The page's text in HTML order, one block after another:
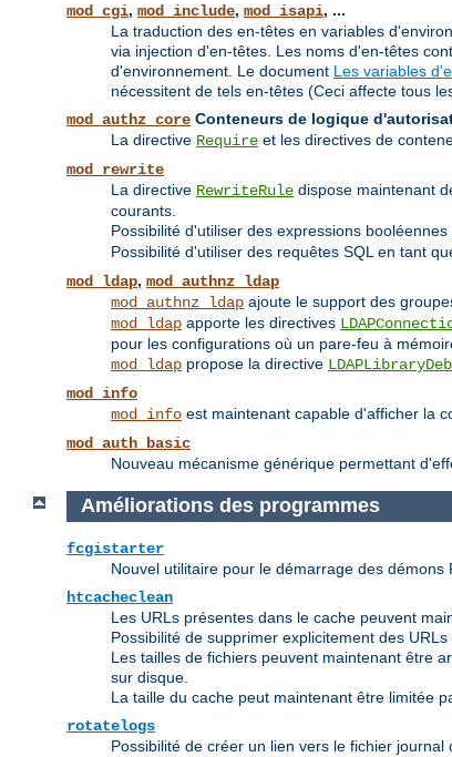
mod_cgi, mod_include, mod_isapi, ...
La traduction des en-têtes en variables
via injection d'en-têtes. Les noms d'en-têtes
d'environnement. Le document Les variables
nécessitent de tels en-têtes (Ceci affecte tous
mod_authz_core Conteneurs de logique
La directive Require et les directives de
mod_rewrite
La directive RewriteRule dispose maintenant
courants.
Possibilité d'utiliser des expressions
Possibilité d'utiliser des requêtes SQL en tant
mod_ldap, mod_authnz_ldap
mod_authnz_ldap ajoute le support des
mod_ldap apporte les directives
pour les configurations où un pare-feu à
mod_ldap propose la directive
mod_info
mod_info est maintenant capable d'afficher la
mod_auth_basic
Nouveau mécanisme générique permettant
Améliorations des programmes
fcgistarter
Nouvel utilitaire pour le démarrage des démons
htcacheclean
Les URLs présentes dans le cache peuvent
Possibilité de supprimer explicitement des
Les tailles de fichiers peuvent maintenant être
sur disque.
La taille du cache peut maintenant être limitée
rotatelogs
Possibilité de créer un lien vers le fichier journal